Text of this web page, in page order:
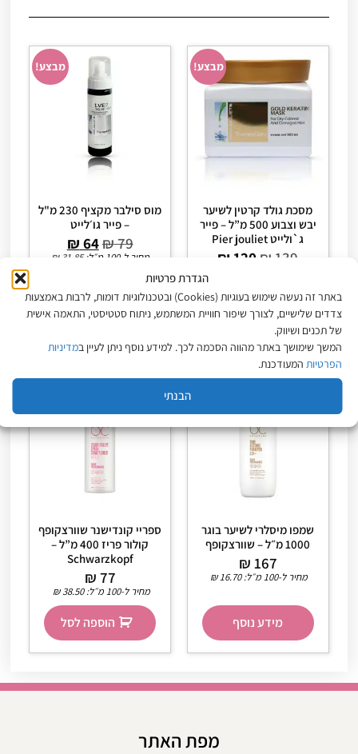
הגדרת פרטיות
באתר זה נעשה שימוש בעוגיות (Cookies) ובטכנולוגיות דומות, לרבות באמצעות
צדדים שלישיים, לצורך שיפור חוויית המשתמש, ניתוח סטטיסטי, התאמה אישית
של תכנים ושיווק.
המשך שימושך באתר מהווה הסכמה לכך. למידע נוסף ניתן לעיין במדיניות
הפרטיותהמעודכנת.
הבנתי
מבצע!
מסכת גולד קרטין לשיער
יבש וצבוע 500 מ”ל – פייר
ג`ולייט Pier jouliet
₪139
₪120
הוספה לסל
מבצע!
מוס סילבר מקציף 230 מ"ל
– פייר גו׳לייט
₪79
₪64
מחיר ל-100 מ״ל: ₪ 31.85
הוספה לסל
שמפו מיסלרי לשיער בוגר
1000 מ״ל – שוורצקופף
₪ 167
מחיר ל-100 מ״ל: ₪16.70
מידע נוסף
ספריי קונדישנר שוורצקופף
קולור פריז 400 מ”ל –
Schwarzkopf
₪77
מחיר ל-100 מ״ל: ₪38.50
הוספה לסל
מפת האתר